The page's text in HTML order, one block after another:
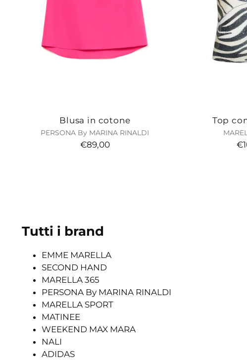
Blusa in cotone
PERSONA By MARINA RINALDI
€89,00
Top
Tutti i brand
EMME MARELLA
SECOND HAND
MARELLA 365
PERSONA By MARINA RINALDI
MARELLA SPORT
MATINEE
WEEKEND MAX MARA
NALI
ADIDAS